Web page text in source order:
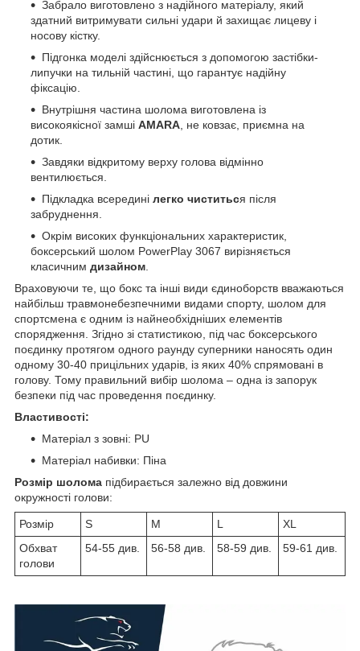
Забрало виготовлено з надійного матеріалу, який
здатний витримувати сильні удари й захищає лицеву і
носову кістку.
Підгонка моделі здійснюється з допомогою застібки-
липучки на тильній частині, що гарантує надійну
фіксацію.
Внутрішня частина шолома виготовлена із
високоякісної замші AMARA , не ковзає, приємна на
дотик.
Завдяки відкритому верху голова відмінно
вентилюється.
Підкладка всередині легко чиститься після
забруднення.
Окрім високих функціональних характеристик,
боксерський шолом PowerPlay 3067 вирізняється
класичним дизайном
Враховуючи те, що бокс та інші види єдиноборств вважаються
найбільш травмонебезпечними видами спорту, шолом для
спортсмена є одним із найнеобхідніших елементів
спорядження. Згідно зі статистикою, під час боксерського
поєдинку протягом одного раунду суперники наносять один
одному 30-40 прицільних ударів, із яких 40% спрямовані в
голову. Тому правильний вибір шолома – одна із запорук
безпеки під час проведення поєдинку.
Властивості:
Матеріал з зовні: PU
Матеріал набивки: Піна
Розмір шолома підбирається залежно від довжини
окружності голови:
Розмір S M L
XL
Обхват
голови
54-55 див. 56-58 див. 58-59 див. 59-61 див.